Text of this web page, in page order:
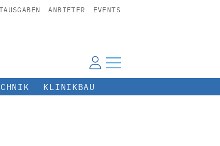
ANBIETER EVENTS
KLINIKBAU